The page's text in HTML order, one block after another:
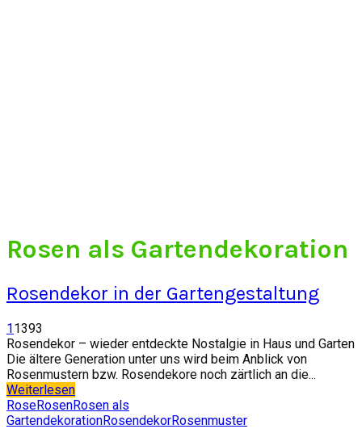
Rosen als Gartendekoration
Rosendekor in der Gartengestaltung
11393
Rosendekor – wieder entdeckte Nostalgie in Haus und Garten
Die ältere Generation unter uns wird beim Anblick von
Rosenmustern bzw. Rosendekore noch zärtlich an die...
Weiterlesen
RoseRosenRosen als
GartendekorationRosendekorRosenmuster